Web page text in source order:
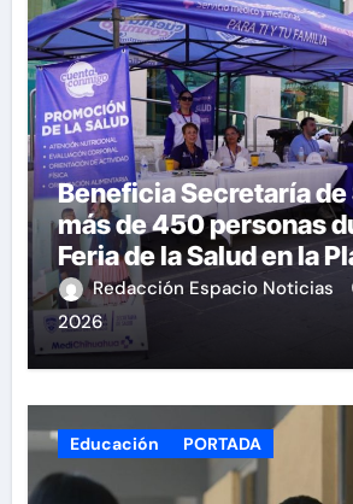
Beneficia Secretaría de
más de 450 personas
Feria de la Salud en la
Armas
Redacción Espacio Noticias
2026
Educación PORTADA